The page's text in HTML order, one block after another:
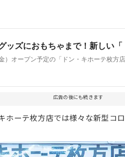
広告の後にも続きます
ホーテ枚方店では様々な新型コ